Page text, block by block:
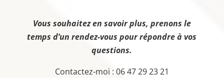
Vous souhaitez en savoir plus, prenons le
temps d’un rendez-vous pour répondre à vos
questions.
Contactez-moi : 06 47 29 23 21